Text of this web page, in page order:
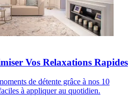
Vos Relaxations Rapides
de détente grâce à nos 10
à appliquer au quotidien.